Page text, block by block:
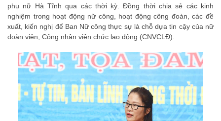
phụ nữ Hà Tĩnh qua các thời kỳ. Đồng thời chia sẻ các kinh
nghiệm trong hoạt động nữ công, hoạt động công đoàn, các đề
xuất, kiến nghị để Ban Nữ công thực sự là chỗ dựa tin cậy của nữ
đoàn viên, Công nhân viên chức lao động (CNVCLĐ).